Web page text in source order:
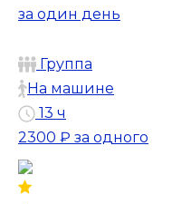
за один день
Группа
На машине
13 ч
2300 ₽ за одного